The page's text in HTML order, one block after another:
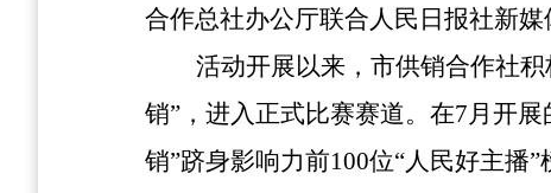
合作总社办公厅联合人民日报社新媒
活动开展以来，市供销合作社
销”，进入正式比赛赛道。在7月开
销”跻身影响力前100位“人民好主播”